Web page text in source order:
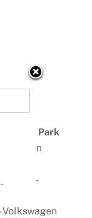
Park
León
Team –
Volkswagen